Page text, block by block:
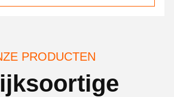
PRODUCTEN